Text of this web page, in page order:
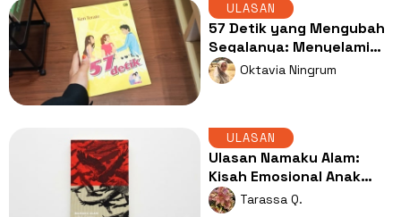
ULASAN
57 Detik yang Mengubah
Segalanya: Menyelami
Tragedi di Novel Ken
Terate
Oktavia Ningrum
ULASAN
Ulasan Namaku Alam:
Kisah Emosional Anak
Korban Stigma Politik
Tarassa Q.